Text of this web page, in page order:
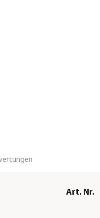
Art. Nr.